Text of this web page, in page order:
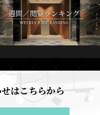
はこちらから